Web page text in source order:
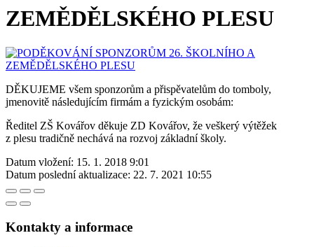
ZEMĚDĚLSKÉHO PLESU
DĚKUJEME všem sponzorům a přispěvatelům do tomboly,
jmenovitě následujícím firmám a fyzickým osobám:
Ředitel ZŠ Kovářov děkuje ZD Kovářov, že veškerý výtěžek
z plesu tradičně nechává na rozvoj základní školy.
Datum vložení: 15. 1. 2018 9:01
Datum poslední aktualizace: 22. 7. 2021 10:55
Kontakty a informace